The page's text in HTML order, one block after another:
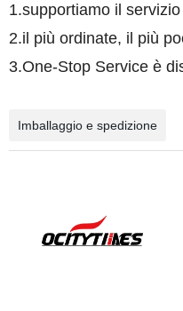
1.supportiamo il
2.il più ordinate, il più
3.One-Stop Service è
Imballaggio e spedizione